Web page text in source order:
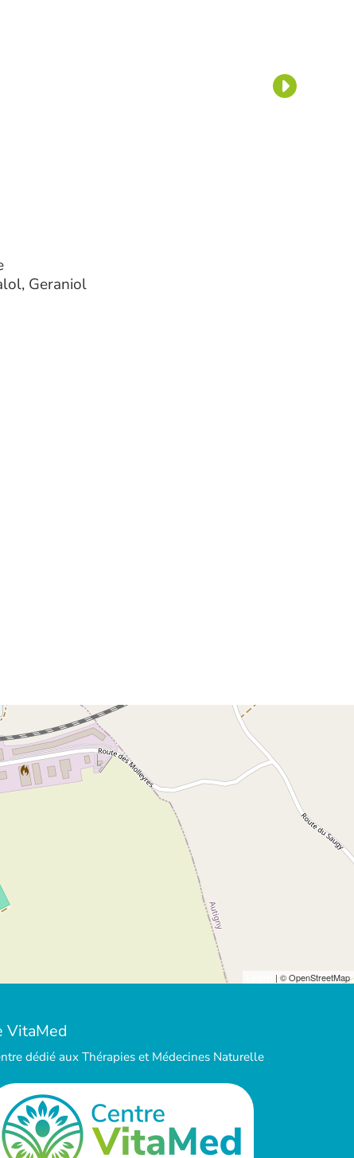
Geraniol
| © OpenStreetMap
VitaMed
dédié aux Thérapies et Médecines Naturelle